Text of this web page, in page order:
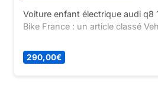
Voiture enfant électrique audi q8
Bike France : un article classé
290,00€